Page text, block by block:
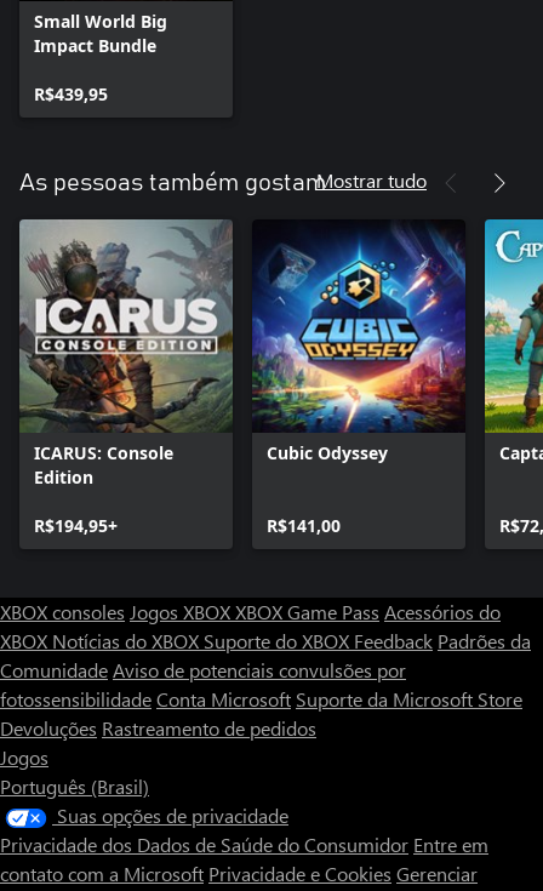
Small World Big
Impact Bundle
R$439,95
As pessoas também gostamMostrar tudo
ICARUS: Console
Edition
R$194,95+
Cubic Odyssey
R$141,00
XBOX consoles Jogos XBOXXBOX Game Pass Acessórios do
XBOX Notícias do XBOX Suporte do XBOX Feedback Padrões da
ComunidadeAviso de potenciais convulsões por
fotossensibilidadeConta Microsoft Suporte da Microsoft Store
Devoluções Rastreamento de pedidos
Jogos
Português (Brasil)
Suas opções de privacidade
Privacidade dos Dados de Saúde do Consumidor Entre em
contato com a Microsoft Privacidade e Cookies Gerenciar